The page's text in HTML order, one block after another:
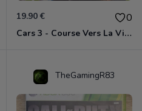
19.90 € 0
Cars 3 - Course Vers La Victoire Xbox 360
TheGamingR83